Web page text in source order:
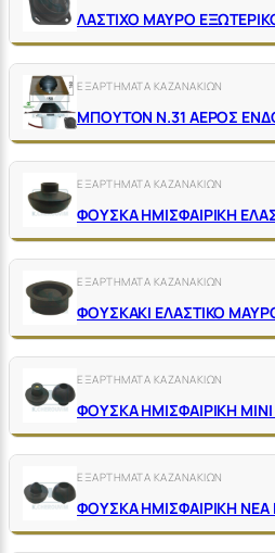
ΕΞΑΡΤΗΜΑΤΑ ΚΑΖΑΝΑΚΙΩΝ
ΕΞΑΡΤΗΜΑΤΑ ΚΑΖΑΝΑΚΙΩΝ
ΕΞΑΡΤΗΜΑΤΑ ΚΑΖΑΝΑΚΙΩΝ
ΕΞΑΡΤΗΜΑΤΑ ΚΑΖΑΝΑΚΙΩΝ
ΕΞΑΡΤΗΜΑΤΑ ΚΑΖΑΝΑΚΙΩΝ